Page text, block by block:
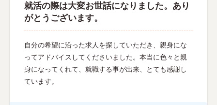
就活の際は大変お世話になりました。あり
がとうございます。
自分の希望に沿った求人を探していただき、親身にな
ってアドバイスしてくださいました。本当に色々と親
身になってくれて、就職する事が出来、とても感謝し
ています。